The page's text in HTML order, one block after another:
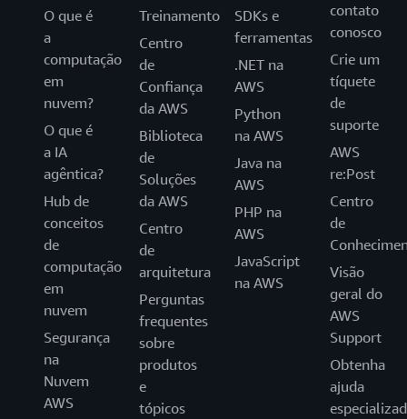
O que é
a
computação
em
nuvem?
O que é
a IA
agêntica?
Hub de
conceitos
de
computação
em
nuvem
Segurança
na
Nuvem
AWS
Treinamento
Centro
de
Confiança
da AWS
Biblioteca
de
Soluções
da AWS
Centro
de
arquitetura
Perguntas
frequentes
sobre
produtos
e
tópicos
SDKs e
ferramentas
.NET na
AWS
Python
na AWS
Java na
AWS
PHP na
AWS
JavaScript
na AWS
contato
conosco
Crie um
tíquete
de
suporte
AWS
re:Post
Centro
de
Visão
geral do
AWS
Support
Obtenha
ajuda